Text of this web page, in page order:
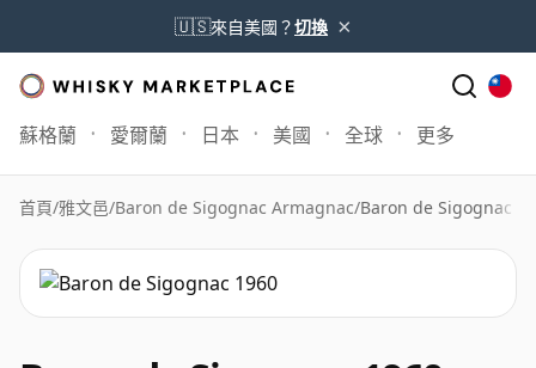
🇺🇸來自美國？切換 ×
蘇格蘭 愛爾蘭 日本 美國 全球 更多
首頁/雅文邑/Baron de Sigognac Armagnac/Baron de Sigognac